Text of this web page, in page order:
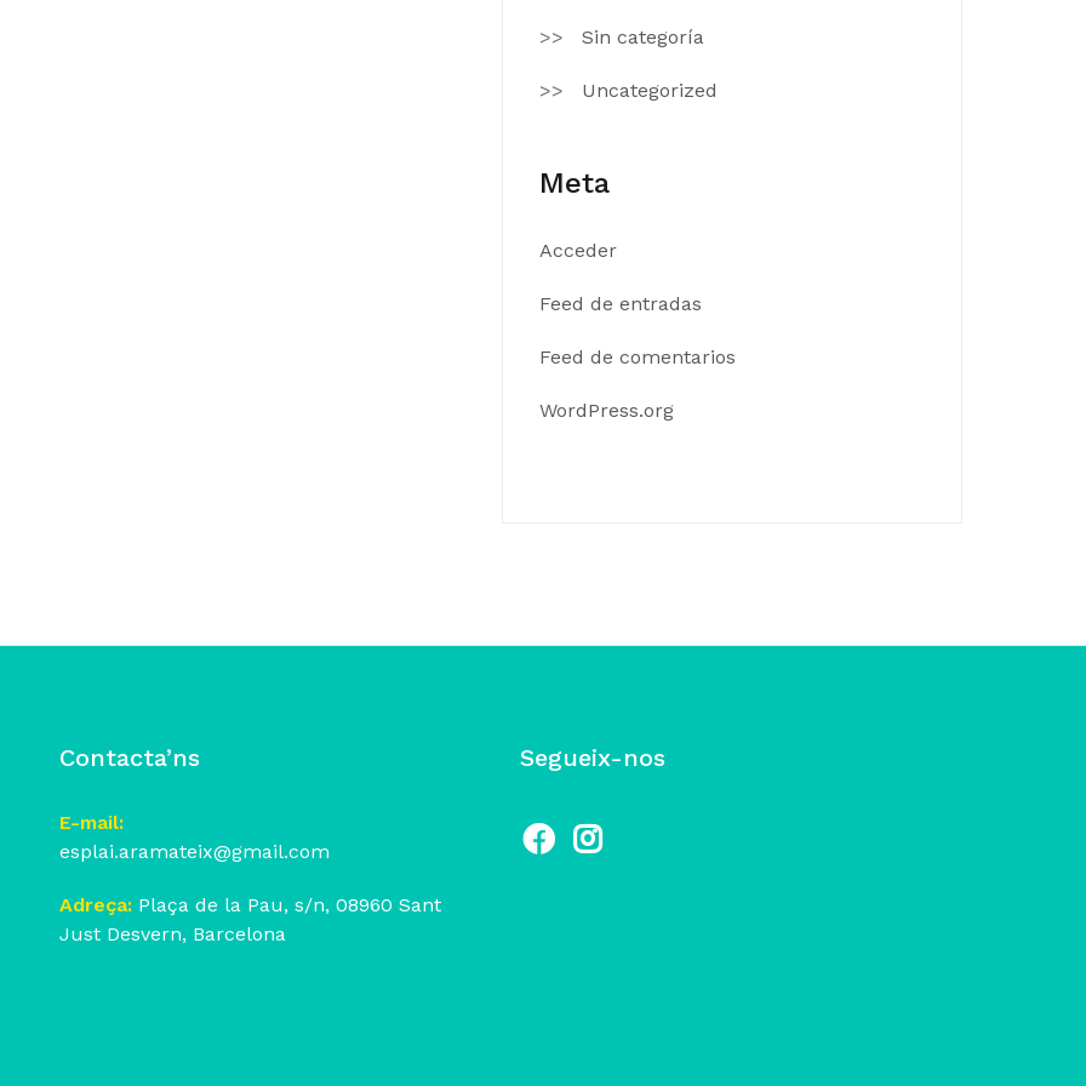
Sin categoría
Uncategorized
Meta
Acceder
Feed de entradas
Feed de comentarios
WordPress.org
Contacta’ns
E-mail:
esplai.aramateix@gmail.com
Adreça: Plaça de la Pau, s/n, 08960 Sant
Just Desvern, Barcelona
Segueix-nos